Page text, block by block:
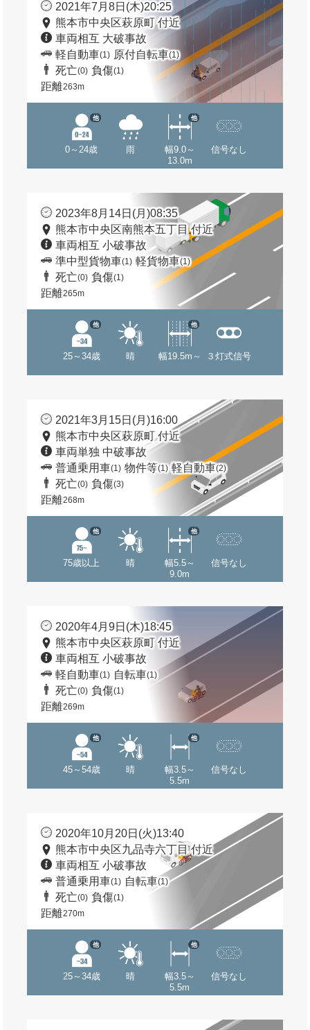
2021年7月8日(木)20:25
熊本市中央区萩原町 付近
車両相互 大破事故
軽自動車(1) 原付自転車(1)
死亡(0) 負傷(1)
距離263m
0～24歳
他
雨
幅9.0～
13.0m
他
信号なし
2023年8月14日(月)08:35
熊本市中央区南熊本五丁目 付近
車両相互 小破事故
準中型貨物車(1) 軽貨物車(1)
死亡(0) 負傷(1)
距離265m
25～34歳
他
晴 幅19.5m～
他
３灯式信号
2021年3月15日(月)16:00
熊本市中央区萩原町 付近
車両単独 中破事故
普通乗用車(1) 物件等(1) 軽自動車(2)
死亡(0) 負傷(3)
距離268m
75歳以上
他
晴
幅5.5～
9.0m
他
信号なし
2020年4月9日(木)18:45
熊本市中央区萩原町 付近
車両相互 小破事故
軽自動車(1) 自転車(1)
死亡(0) 負傷(1)
距離269m
45～54歳
他
晴
幅3.5～
5.5m
他
信号なし
2020年10月20日(火)13:40
熊本市中央区九品寺六丁目 付近
車両相互 小破事故
普通乗用車(1) 自転車(1)
死亡(0) 負傷(1)
距離270m
25～34歳
他
晴
幅3.5～
5.5m
他
信号なし